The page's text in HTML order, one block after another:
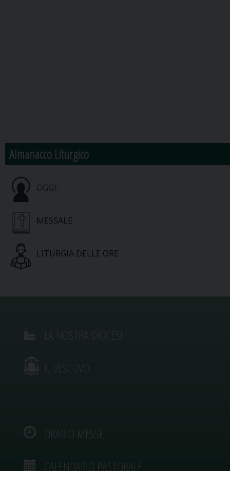
Almanacco Liturgico
OGGI:
MESSALE
LITURGIA DELLE ORE
IL VESCOVO
ORARIO MESSE
CALENDARIO PASTORALE